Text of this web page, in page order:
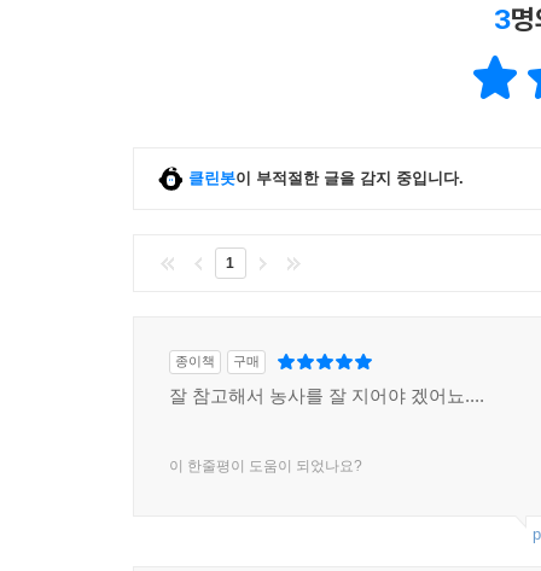
3
클린봇이 부적절한 글을 감지 중입니다.
1
종이책 구매
잘 참고해서 농사를 잘 지어야 겠어뇨....
이 한줄평이 도움이 되었나요?